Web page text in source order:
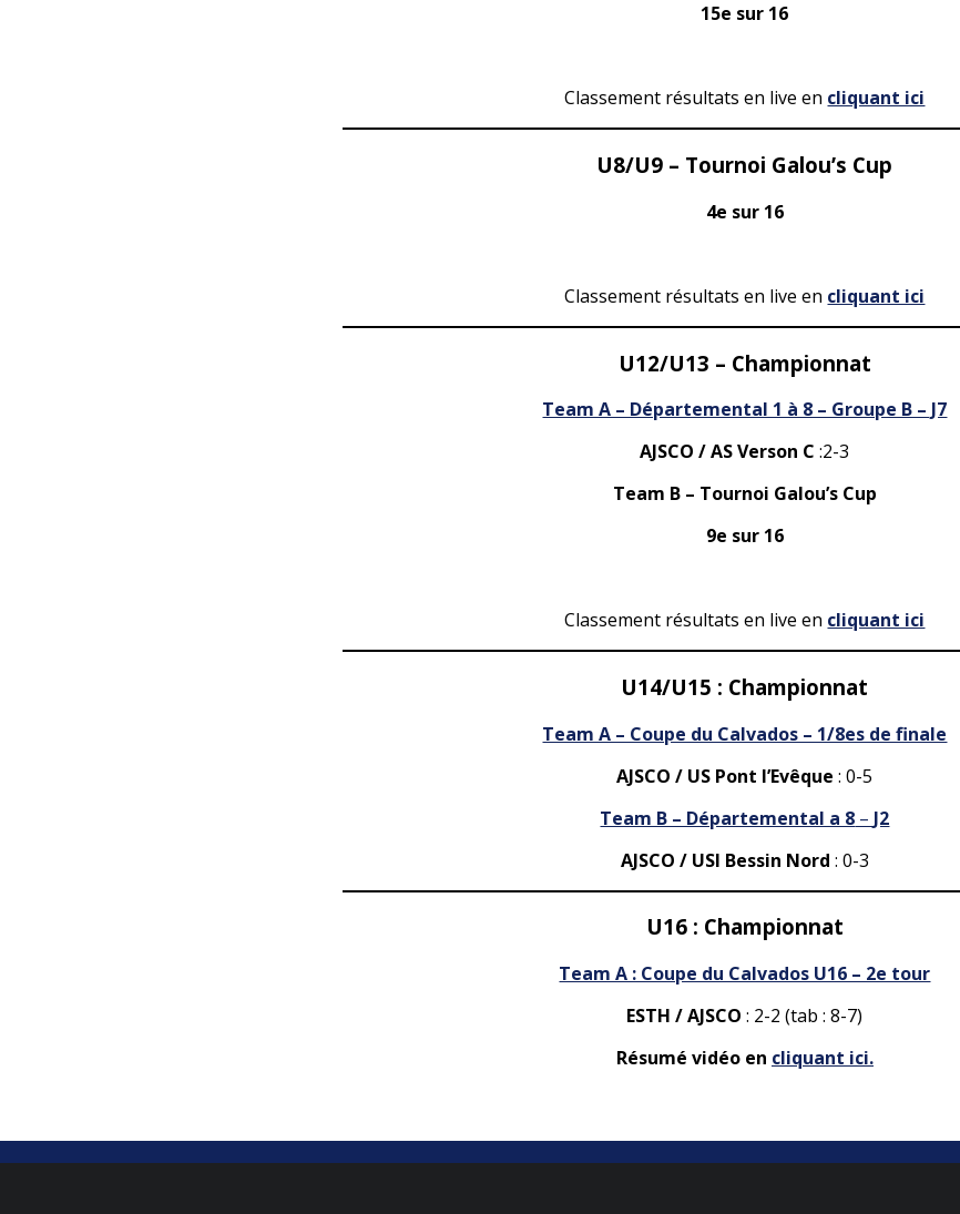
15e sur 16
Classement résultats en live en cliquant ici
U8/U9 – Tournoi Galou’s Cup
4e sur 16
Classement résultats en live en cliquant ici
U12/U13 – Championnat
Team A – Départemental 1 à 8 – Groupe B – J7
AJSCO / AS Verson C:2-3
Team B – Tournoi Galou’s Cup
9e sur 16
Classement résultats en live en cliquant ici
U14/U15 : Championnat
Team A – Coupe du Calvados – 1/8es de finale
AJSCO / US Pont l’Evêque : 0-5
Team B – Départemental a 8 – J2
AJSCO / USI Bessin Nord : 0-3
U16 : Championnat
Team A : Coupe du Calvados U16 – 2e tour
ESTH / AJSCO: 2-2 (tab : 8-7)
Résumé vidéo en cliquant ici.